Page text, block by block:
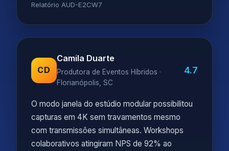
Relatório AUD-E2CW7
CD
Camila Duarte
Produtora de Eventos Híbridos ·
Florianópolis, SC
4.7
O modo janela do estúdio modular possibilitou
capturas em 4K sem travamentos mesmo
com transmissões simultâneas. Workshops
colaborativos atingiram NPS de 92% ao